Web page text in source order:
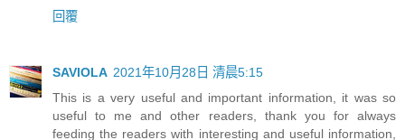
回覆
SAVIOLA 2021年10月28日 清晨5:15
This is a very useful and important information, it was so
useful to me and other readers, thank you for always
feeding the readers with interesting and useful information,